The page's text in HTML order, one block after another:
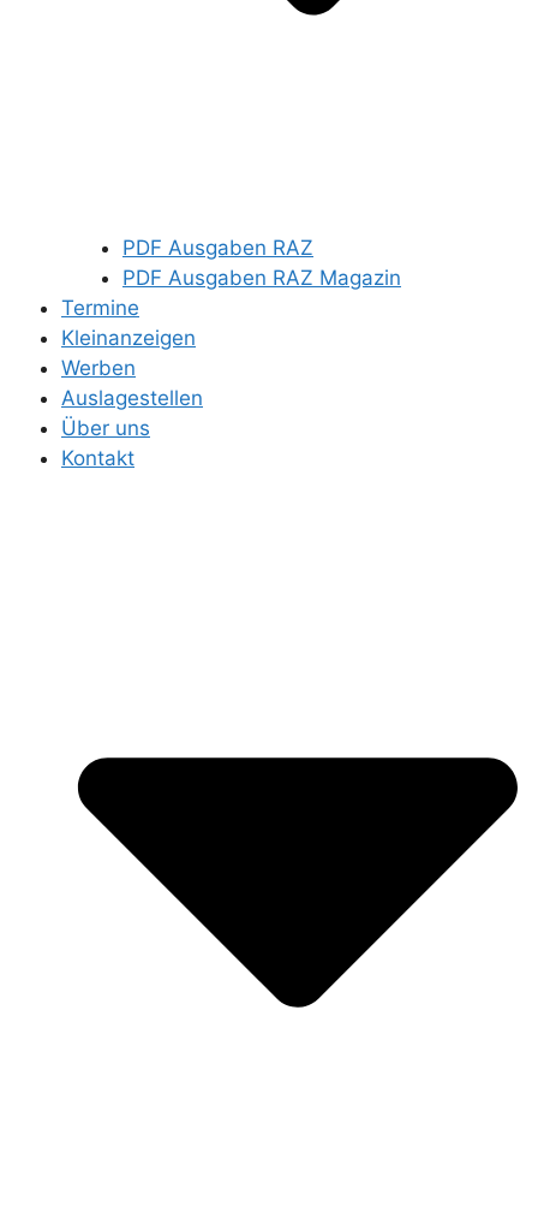
PDF Ausgaben RAZ
PDF Ausgaben RAZ Magazin
Termine
Kleinanzeigen
Werben
Auslagestellen
Über uns
Kontakt